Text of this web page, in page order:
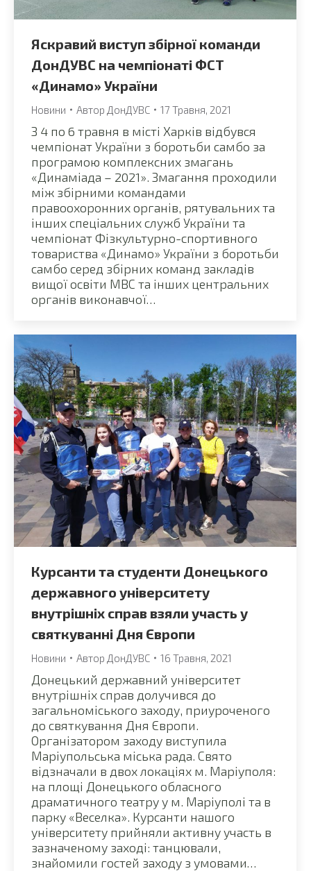
Яскравий виступ збірної команди
ДонДУВС на чемпіонаті ФСТ
«Динамо» України
Новини Автор ДонДУВС 17 Травня, 2021
З 4 по 6 травня в місті Харків відбувся
чемпіонат України з боротьби самбо за
програмою комплексних змагань
«Динаміада – 2021». Змагання проходили
між збірними командами
правоохоронних органів, рятувальних та
інших спеціальних служб України та
чемпіонат Фізкультурно-спортивного
товариства «Динамо» України з боротьби
самбо серед збірних команд закладів
вищої освіти МВС та інших центральних
органів виконавчої…
Курсанти та студенти Донецького
державного університету
внутрішніх справ взяли участь у
святкуванні Дня Європи
Новини Автор ДонДУВС 16 Травня, 2021
Донецький державний університет
внутрішніх справ долучився до
загальноміського заходу, приуроченого
до святкування Дня Європи.
Організатором заходу виступила
Маріупольська міська рада. Свято
відзначали в двох локаціях м. Маріуполя:
на площі Донецького обласного
драматичного театру у м. Маріуполі та в
парку «Веселка». Курсанти нашого
університету прийняли активну участь в
зазначеному заході: танцювали,
знайомили гостей заходу з умовами…